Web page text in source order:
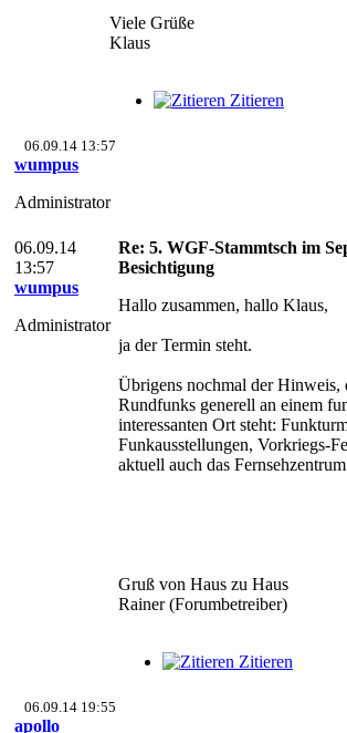
Viele Grüße
Klaus
Zitieren
06.09.14 13:57
wumpus
Administrator
06.09.14
13:57
wumpus
Administrator
Re: 5. WGF-Stammtsch im
Besichtigung
Hallo zusammen, hallo Klaus,
ja der Termin steht.
Übrigens nochmal der Hinweis,
Rundfunks generell an einem
interessanten Ort steht:
Funkausstellungen, Vorkriegs-
aktuell auch das
Gruß von Haus zu Haus
Rainer (Forumbetreiber)
Zitieren
06.09.14 19:55
apollo